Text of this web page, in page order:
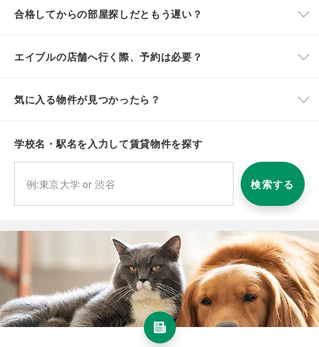
合格してからの部屋探しだともう遅い？
エイブルの店舗へ行く際、予約は必要？
気に入る物件が見つかったら？
学校名・駅名を入力して賃貸物件を探す
検索する